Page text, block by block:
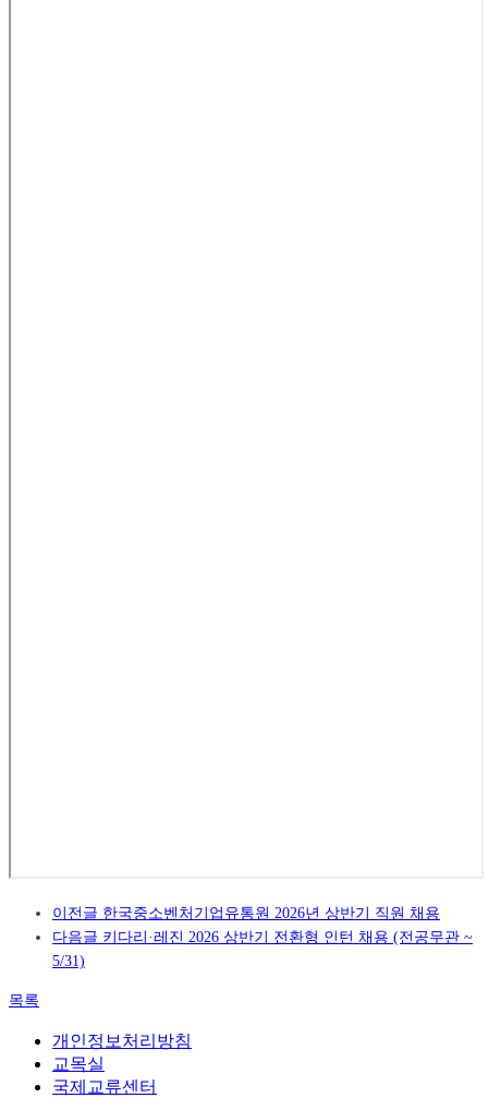
이전글 한국중소벤처기업유통원 2026년 상반기 직원 채용
다음글 키다리·레진 2026 상반기 전환형 인턴 채용 (전공무관 ~
5/31)
목록
개인정보처리방침
교목실
국제교류센터